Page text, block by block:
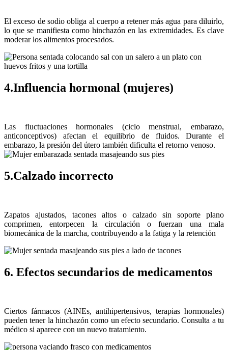
El exceso de sodio obliga al cuerpo a retener más agua para diluirlo,
lo que se manifiesta como hinchazón en las extremidades. Es clave
moderar los alimentos procesados.
4.Influencia hormonal (mujeres)
Las fluctuaciones hormonales (ciclo menstrual, embarazo,
anticonceptivos) afectan el equilibrio de fluidos. Durante el
embarazo, la presión del útero también dificulta el retorno venoso.
5.Calzado incorrecto
Zapatos ajustados, tacones altos o calzado sin soporte plano
comprimen, entorpecen la circulación o fuerzan una mala
biomecánica de la marcha, contribuyendo a la fatiga y la retención
6. Efectos secundarios de medicamentos
Ciertos fármacos (AINEs, antihipertensivos, terapias hormonales)
pueden tener la hinchazón como un efecto secundario. Consulta a tu
médico si aparece con un nuevo tratamiento.